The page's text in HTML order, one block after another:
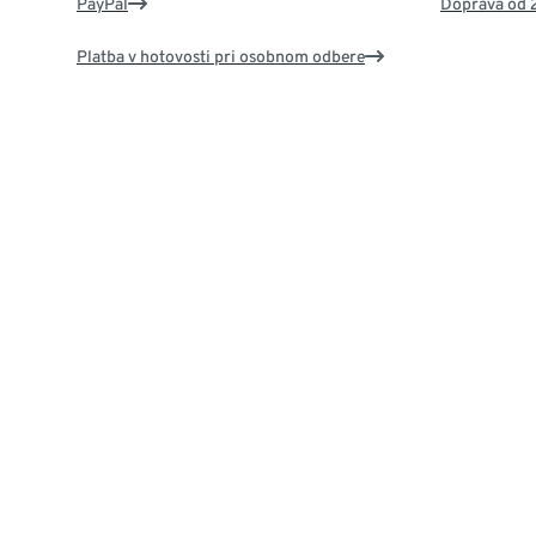
PayPal
Platba v hotovosti pri osobnom odbere
Doprava od